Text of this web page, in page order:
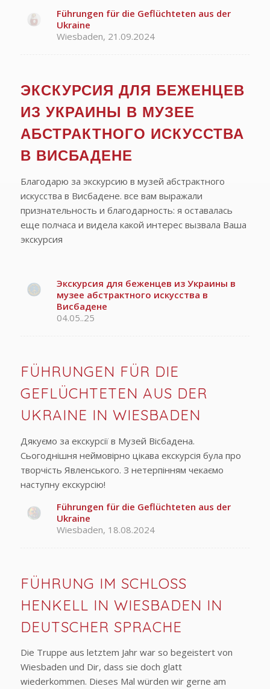
Führungen für die Geflüchteten aus der
Ukraine
Wiesbaden, 21.09.2024
ЭКСКУРСИЯ ДЛЯ БЕЖЕНЦЕВ
ИЗ УКРАИНЫ В МУЗЕЕ
АБСТРАКТНОГО ИСКУССТВА
В ВИСБАДЕНЕ
Благодарю за экскурсию в музей абстрактного
искусства в Висбадене. все вам выражали
признательность и благодарность: я оставалась
еще полчаса и видела какой интерес вызвала Ваша
экскурсия
Экскурсия для беженцев из Украины в
музее абстрактного искусства в
Висбадене
04.05..25
FÜHRUNGEN FÜR DIE
GEFLÜCHTETEN AUS DER
UKRAINE IN WIESBADEN
Дякуємо за екскурсії в Музей Вісбадена.
Сьогоднішня неймовірно цікава екскурсія була про
творчість Явленського. З нетерпінням чекаємо
наступну екскурсію!
Führungen für die Geflüchteten aus der
Ukraine
Wiesbaden, 18.08.2024
FÜHRUNG IM SCHLOSS
HENKELL IN WIESBADEN IN
DEUTSCHER SPRACHE
Die Truppe aus letztem Jahr war so begeistert von
Wiesbaden und Dir, dass sie doch glatt
wiederkommen. Dieses Mal würden wir gerne am